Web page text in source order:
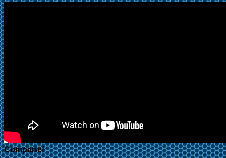
Comparte!